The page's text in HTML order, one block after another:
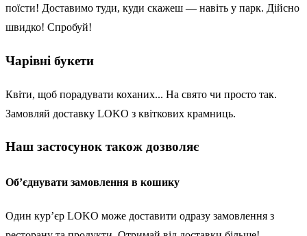
поїсти! Доставимо туди, куди скажеш — навіть у парк. Дійсно
швидко! Спробуй!
Чарівні букети
Квіти, щоб порадувати коханих... На свято чи просто так.
Замовляй доставку LOKO з квіткових крамниць.
Наш застосунок також дозволяє
Об’єднувати замовлення в кошику
Один кур’єр LOKO може доставити одразу замовлення з